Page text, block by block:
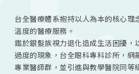
台全醫療體系抱持以人為本的核心理
溫度的醫療服務。
鑑於銀髮族視力退化造成生活困擾，
過度的現象，台全眼科專科診所，網
專業醫師群，並引進與教學醫院同等